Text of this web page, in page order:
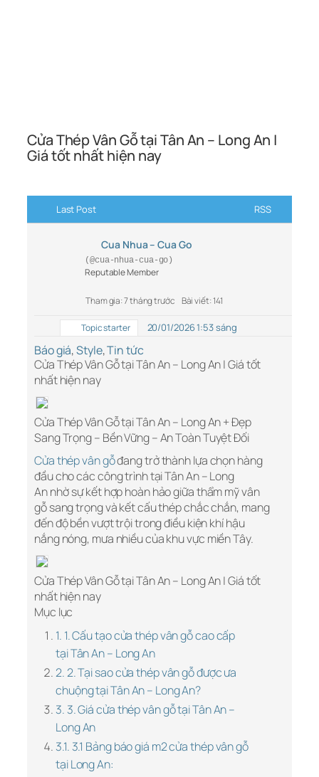
Cửa Thép Vân Gỗ tại Tân An – Long An |
Giá tốt nhất hiện nay
Last Post RSS
Cua Nhua – Cua Go
(@cua-nhua-cua-go)
Reputable Member
Tham gia: 7 tháng trước Bài viết: 141
Topic starter 20/01/2026 1:53 sáng
Báo giá,Style,Tin tức
Cửa Thép Vân Gỗ tại Tân An – Long An | Giá tốt
nhất hiện nay
Cửa Thép Vân Gỗ tại Tân An – Long An + Đẹp
Sang Trọng – Bền Vững – An Toàn Tuyệt Đối
Cửa thép vân gỗđang trở thành lựa chọn hàng
đầu cho các công trình tại Tân An – Long
An nhờ sự kết hợp hoàn hảo giữa thẩm mỹ vân
gỗ sang trọng và kết cấu thép chắc chắn, mang
đến độ bền vượt trội trong điều kiện khí hậu
nắng nóng, mưa nhiều của khu vực miền Tây.
Cửa Thép Vân Gỗ tại Tân An – Long An | Giá tốt
nhất hiện nay
Mục lục
1. 1. Cấu tạo cửa thép vân gỗ cao cấp
tại Tân An – Long An
2. 2. Tại sao cửa thép vân gỗ được ưa
chuộng tại Tân An – Long An?
3. 3. Giá cửa thép vân gỗ tại Tân An –
Long An
3.1. 3.1 Bảng báo giá m2 cửa thép vân gỗ
tại Long An: